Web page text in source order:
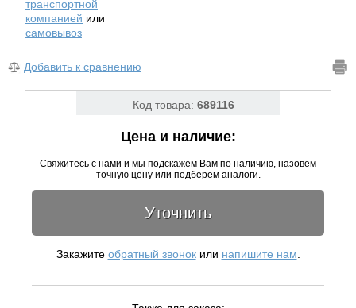
транспортной
компанией или
самовывоз
Добавить к сравнению
Код товара: 689116
Цена и наличие:
Свяжитесь с нами и мы подскажем Вам по наличию, назовем
точную цену или подберем аналоги.
Уточнить
Закажите обратный звонокили напишите нам